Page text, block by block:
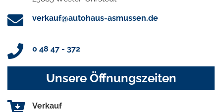
verkauf@autohaus-asmussen.de
0 48 47 - 372
Unsere Öffnungszeiten
Verkauf